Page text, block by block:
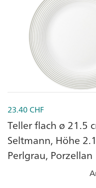
23.40CHF
Teller flach ø 21.5
Seltmann, Höhe
Perlgrau, Porzellan